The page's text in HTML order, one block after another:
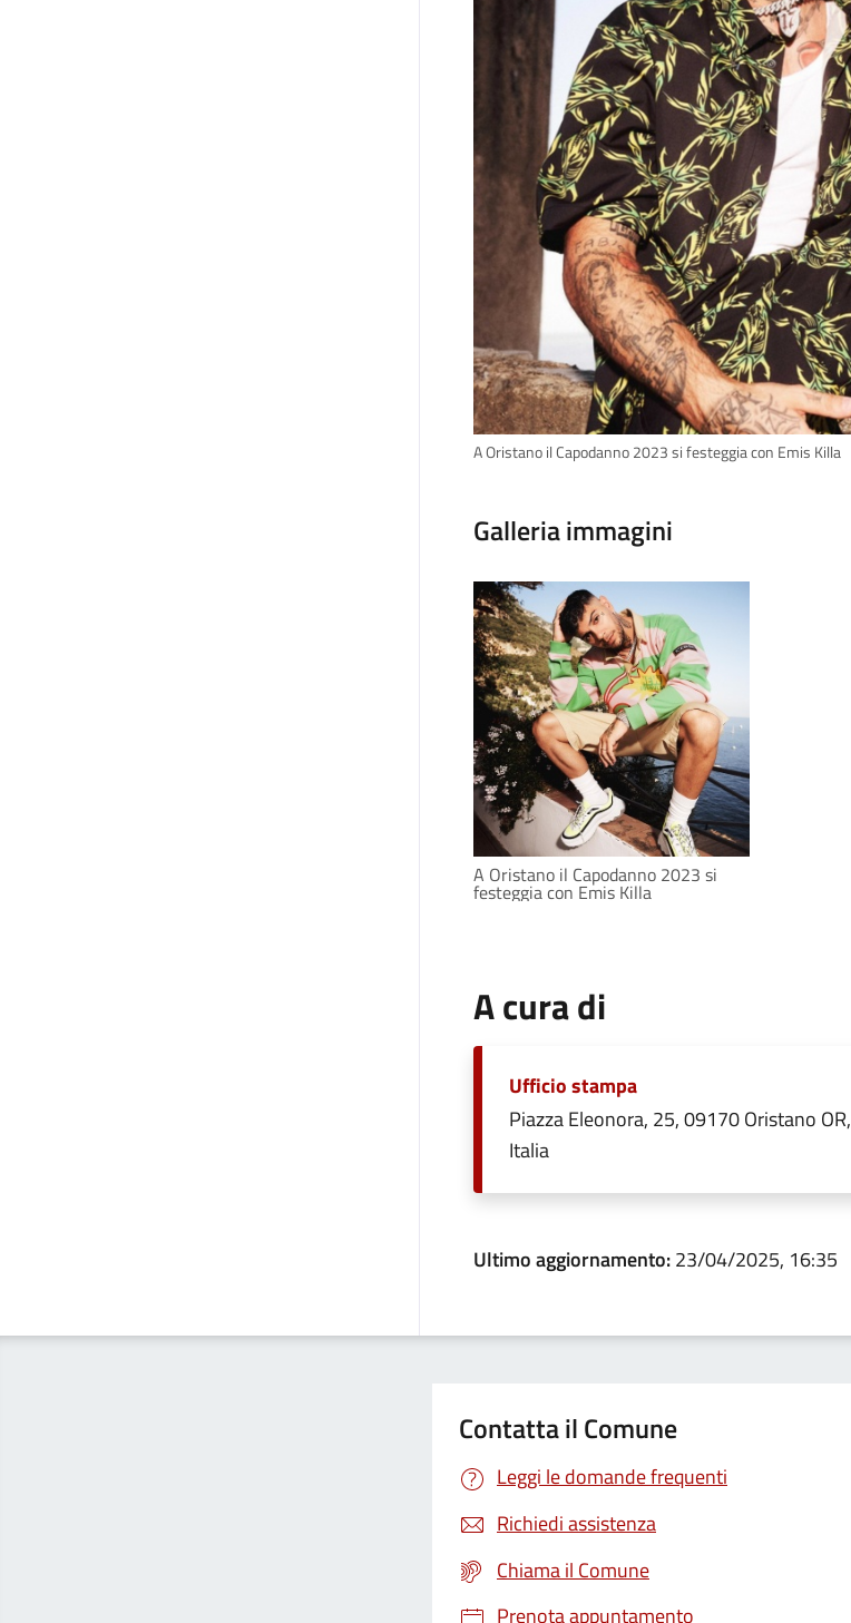
A Oristano il Capodanno 2023 si festeggia con Emis Killa
Galleria immagini
A Oristano il Capodanno 2023 si
festeggia con Emis Killa
A cura di
Ufficio stampa
Piazza Eleonora, 25, 09170 Oristano OR,
Italia
Ultimo aggiornamento:23/04/2025, 16:35
Contatta il Comune
Leggi le domande frequenti
Richiedi assistenza
Chiama il Comune
Prenota appuntamento